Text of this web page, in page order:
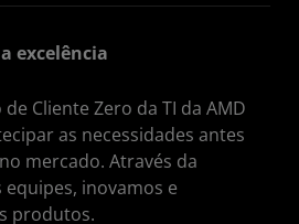
excelência
Cliente Zero da TI da AMD
as necessidades antes
mercado. Através da
inovamos e
produtos.